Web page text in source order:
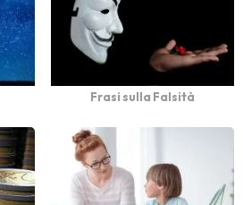
Frasi sulla Falsità